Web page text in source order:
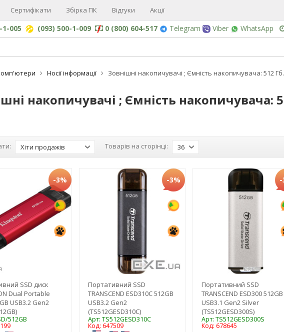
Сертифікати Збірка ПК Відгуки Акції
1-005 (093) 500-1-009 0 (800) 604-517 Telegram Viber WhatsApp
Носії інформації Зовнішні накопичувачі ; Ємність накопичувача: 512 Гб.
накопичувачі ; Ємність накопичувача:
Хіти продажів Товарів на сторінці: 36
-3%
SSD диск
Dual Portable
USB3.2 Gen2
512GB
-3%
Портативний SSD
TRANSCEND ESD310C 512GB
USB3.2 Gen2
(TS512GESD310C)
Арт: TS512GESD310C
Код: 647509
-
Портативний SSD
TRANSCEND ESD300 512GB
USB3.1 Gen2 Silver
(TS512GESD300S)
Арт: TS512GESD300S
Код: 678645